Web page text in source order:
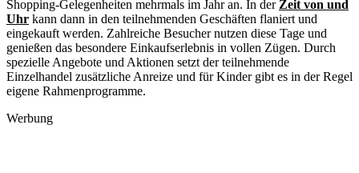
Shopping-Gelegenheiten mehrmals im Jahr an. In der Zeit von und
Uhr kann dann in den teilnehmenden Geschäften flaniert und
eingekauft werden. Zahlreiche Besucher nutzen diese Tage und
genießen das besondere Einkaufserlebnis in vollen Zügen. Durch
spezielle Angebote und Aktionen setzt der teilnehmende
Einzelhandel zusätzliche Anreize und für Kinder gibt es in der Regel
eigene Rahmenprogramme.
Werbung